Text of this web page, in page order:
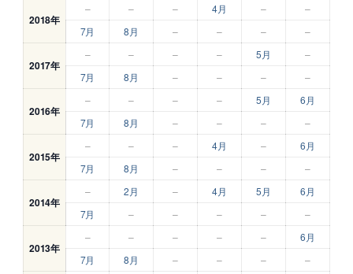
2018年
– – – 4月 –
–
7月
8月 – – – –
2017年
– – – – 5月
–
7月
8月 – – – –
2016年
– – – – 5月
6月
7月
8月 – – – –
2015年
– – – 4月 –
6月
7月
8月 – – – –
2014年
– 2月 – 4月 5月
6月
7月
– – – – –
2013年
– – – – –
6月
7月
8月 – – – –